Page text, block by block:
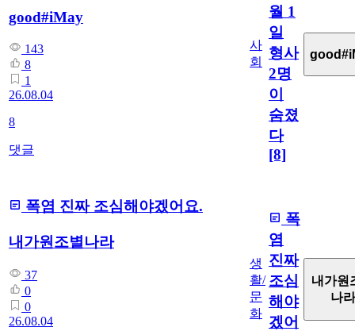
good#iMay
143
8
1
26.08.04
8
댓글
사
회
월 1
일
형사
2명
이
숨졌
다
[8]
폭염 진짜 조심해야겠어요.
내가원조별나라
37
0
0
26.08.04
생
활/
문
화
폭
염
진짜
조심
해야
겠어
내가원
나라